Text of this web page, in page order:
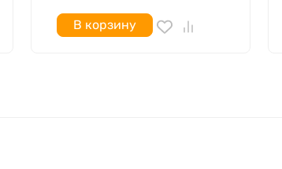
В корзину